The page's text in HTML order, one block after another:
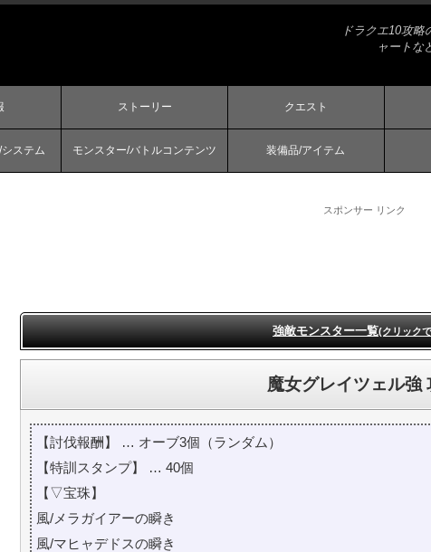
ドラクエ10攻
ャートな
ストーリー クエスト
ステム モンスター/バトルコンテンツ 装備品/アイテム
スポンサー リンク
強敵モンスター一覧(クリック
魔女グレイツェル強
【討伐報酬】 … オーブ3個（ランダム）
【特訓スタンプ】 … 40個
【▽宝珠】
風/メラガイアーの瞬き
風/マヒャデドスの瞬き